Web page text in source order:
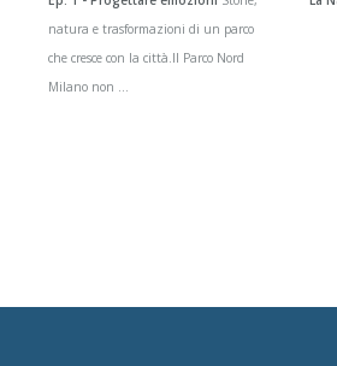
natura e trasformazioni di un parco
che cresce con la città.Il Parco Nord
Milano non ...